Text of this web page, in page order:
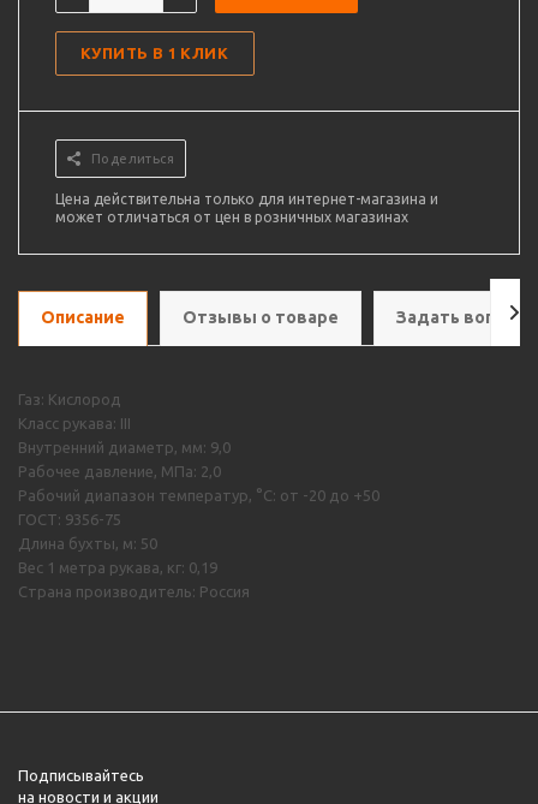
КУПИТЬ В 1 КЛИК
Поделиться
Цена действительна только для интернет-магазина и
может отличаться от цен в розничных магазинах
Описание Отзывы о товаре Задать вопрос
Газ: Кислород
Класс рукава: III
Внутренний диаметр, мм: 9,0
Рабочее давление, МПа: 2,0
Рабочий диапазон температур, °С: от -20 до +50
ГОСТ: 9356-75
Длина бухты, м: 50
Вес 1 метра рукава, кг: 0,19
Страна производитель: Россия
Подписывайтесь
на новости и акции